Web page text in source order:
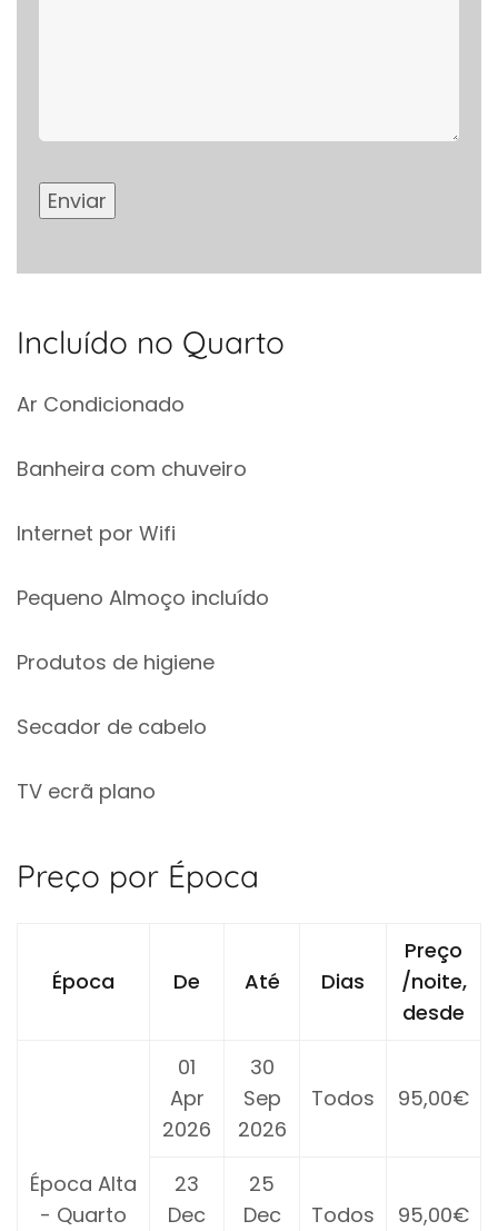
Incluído no Quarto
Ar Condicionado
Banheira com chuveiro
Internet por Wifi
Pequeno Almoço incluído
Produtos de higiene
Secador de cabelo
TV ecrã plano
Preço por Época
Época De Até Dias
Preço
/noite,
desde
Época Alta
- Quarto
01
Apr
2026
30
Sep
2026
Todos 95,00€
23
Dec
25
Dec
Todos 95,00€